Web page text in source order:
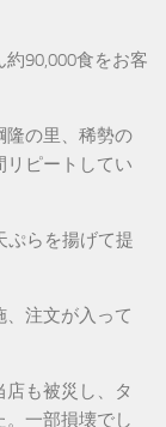
90,000食をお客
隆の里、稀勢の
リピートしてい
ぷらを揚げて提
、注文が入って
店も被災し、タ
一部損壊でし